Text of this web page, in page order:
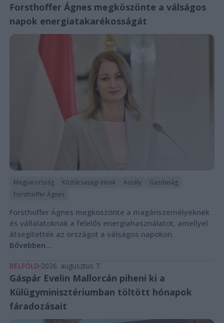
Forsthoffer Ágnes megköszönte a válságos
napok energiatakarékosságát
Magyarország Köztársasági elnök Aszály
Gazdaság
Forsthoffer Ágnes
Forsthoffer Ágnes megköszönte a magánszemélyeknek
és vállalatoknak a felelős energiahasználatot, amellyel
átsegítették az országot a válságos napokon.
Bővebben...
BELFÖLD 2026. augusztus 7.
Gáspár Evelin Mallorcán piheni ki a
Külügyminisztériumban töltött hónapok
fáradozásait